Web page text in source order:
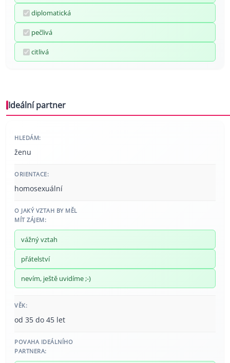
diplomatická
pečlivá
citlivá
Ideální partner
HLEDÁM:
ženu
ORIENTACE:
homosexuální
O JAKÝ VZTAH BY MĚL
MÍT ZÁJEM:
vážný vztah
přátelství
nevím, ještě uvidíme ;-)
VĚK:
od 35 do 45 let
POVAHA IDEÁLNÍHO
PARTNERA: